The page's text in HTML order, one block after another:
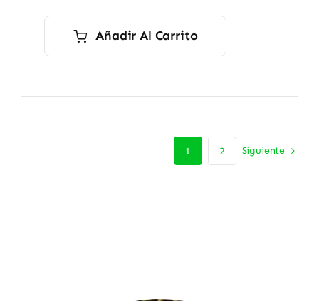
Añadir Al Carrito
1 2 Siguiente